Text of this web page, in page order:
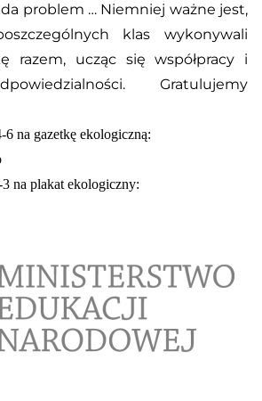
problem … Niemniej ważne jest,
klas wykonywali
razem, ucząc się współpracy i
Gratulujemy
na gazetkę ekologiczną:
na plakat ekologiczny: